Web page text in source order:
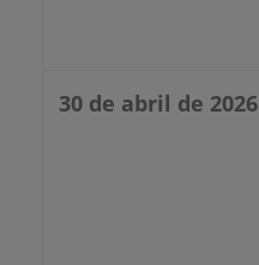
30 de abril de 2026